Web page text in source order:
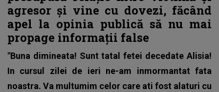
agresor și vine cu dovezi, făcând
apel la opinia publică să nu mai
propage informații false
"Buna dimineata! Sunt tatal fetei decedate Alisia!
In cursul zilei de ieri ne-am inmormantat fata
noastra. Va multumim celor care ati fost alaturi cu